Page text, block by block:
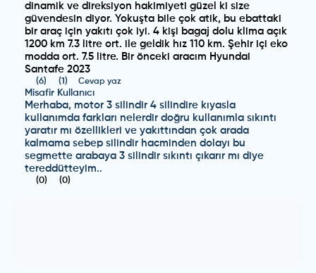
dinamik ve direksiyon hakimiyeti güzel ki size
güvendesin diyor. Yokuşta bile çok atik, bu ebattaki
bir araç için yakıtı çok iyi. 4 kişi bagaj dolu klima açık
1200 km 7.3 litre ort. ile geldik hız 110 km. Şehir içi eko
modda ort. 7.5 litre. Bir önceki aracım Hyundai
Santafe 2023
(6) (1 ) Cevap yaz
Misafir Kullanıcı
Merhaba, motor 3 silindir 4 silindire kıyasla
kullanımda farkları nelerdir doğru kullanımla sıkıntı
yaratır mı özellikleri ve yakıttından çok arada
kalmama sebep silindir hacminden dolayı bu
segmette arabaya 3 silindir sıkıntı çıkarır mı diye
tereddütteyim..
(0) (0)